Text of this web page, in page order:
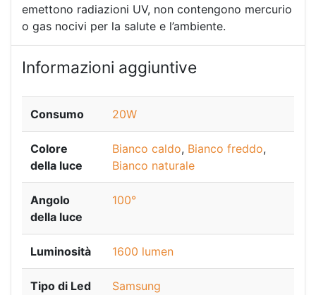
emettono radiazioni UV, non contengono mercurio
o gas nocivi per la salute e l’ambiente.
Informazioni aggiuntive
Consumo 20W
Colore
della luce
Bianco caldo, Bianco freddo,
Bianco naturale
Angolo
della luce
100°
Luminosità 1600 lumen
Tipo di Led Samsung